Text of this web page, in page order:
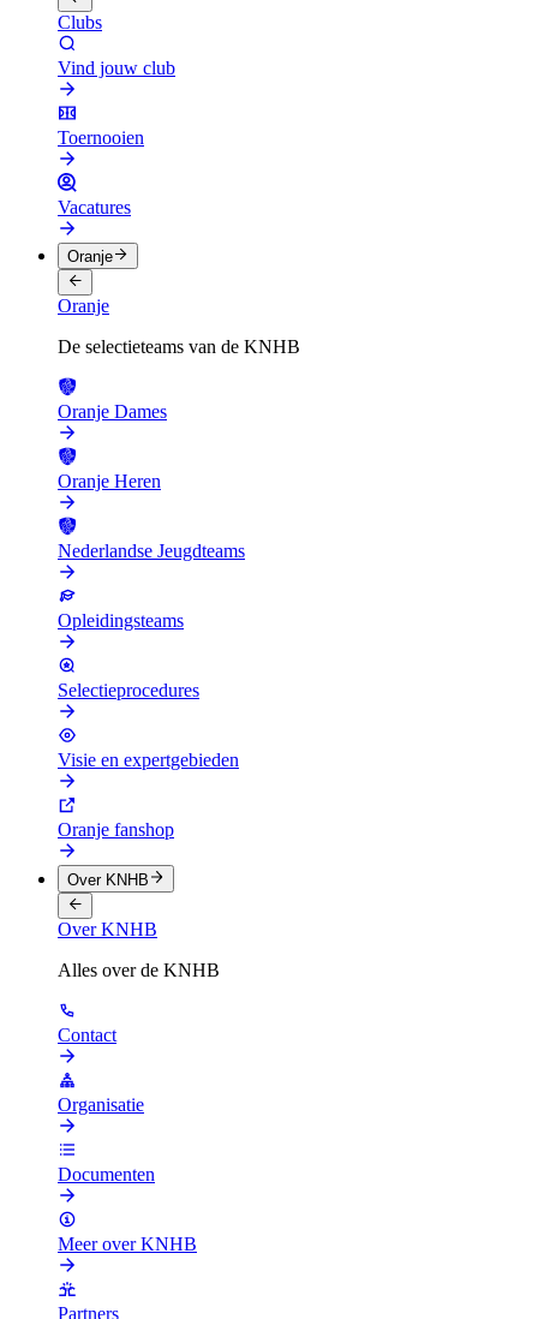
Clubs
Vind jouw club
Toernooien
Vacatures
Oranje
Oranje
De selectieteams van de KNHB
Oranje Dames
Oranje Heren
Nederlandse Jeugdteams
Opleidingsteams
Selectieprocedures
Visie en expertgebieden
Oranje fanshop
Over KNHB
Over KNHB
Alles over de KNHB
Contact
Organisatie
Documenten
Meer over KNHB
Partners